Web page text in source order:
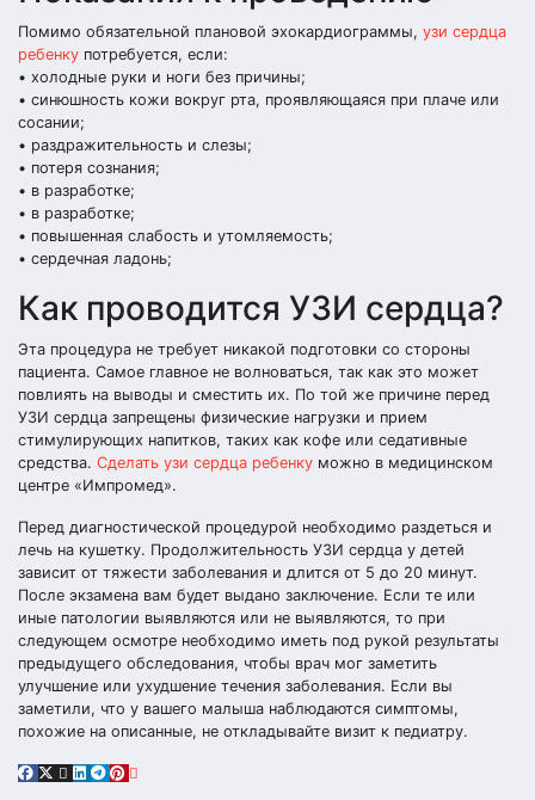
Помимо обязательной плановой эхокардиограммы, узи сердца
ребенку потребуется, если:
• холодные руки и ноги без причины;
• синюшность кожи вокруг рта, проявляющаяся при плаче или
сосании;
• раздражительность и слезы;
• потеря сознания;
• в разработке;
• в разработке;
• повышенная слабость и утомляемость;
• сердечная ладонь;
Как проводится УЗИ сердца?
Эта процедура не требует никакой подготовки со стороны
пациента. Самое главное не волноваться, так как это может
повлиять на выводы и сместить их. По той же причине перед
УЗИ сердца запрещены физические нагрузки и прием
стимулирующих напитков, таких как кофе или седативные
средства. Сделать узи сердца ребенку можно в медицинском
центре «Импромед».
Перед диагностической процедурой необходимо раздеться и
лечь на кушетку. Продолжительность УЗИ сердца у детей
зависит от тяжести заболевания и длится от 5 до 20 минут.
После экзамена вам будет выдано заключение. Если те или
иные патологии выявляются или не выявляются, то при
следующем осмотре необходимо иметь под рукой результаты
предыдущего обследования, чтобы врач мог заметить
улучшение или ухудшение течения заболевания. Если вы
заметили, что у вашего малыша наблюдаются симптомы,
похожие на описанные, не откладывайте визит к педиатру.